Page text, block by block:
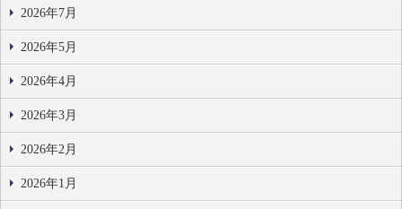
2026年7月
2026年5月
2026年4月
2026年3月
2026年2月
2026年1月